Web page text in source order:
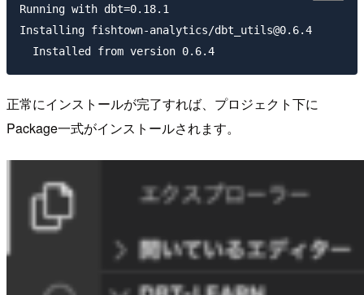
Running with dbt=0.18.1
Installing fishtown-analytics/dbt_utils@0.6.4
正常にインストールが完了すれば、プロジェクト下に
Package一式がインストールされます。